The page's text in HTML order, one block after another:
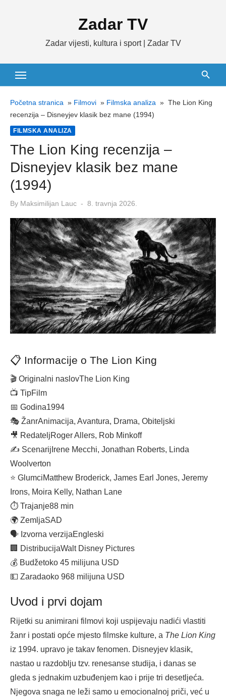
Zadar TV
Zadar vijesti, kultura i sport | Zadar TV
Početna stranica » Filmovi » Filmska analiza » The Lion King
recenzija – Disneyjev klasik bez mane (1994)
FILMSKA ANALIZA
The Lion King recenzija –
Disneyjev klasik bez mane
(1994)
By Maksimilijan Lauc
Posted
8. travnja 2026.
📋 Informacije o The Lion King
🎬 Originalni naslovThe Lion King
📺 TipFilm
📅 Godina1994
🎭 ŽanrAnimacija, Avantura, Drama, Obiteljski
🎥 RedateljRoger Allers, Rob Minkoff
✍️ Scenarij Irene Mecchi, Jonathan Roberts, Linda
Woolverton
⭐ GlumciMatthew Broderick, James Earl Jones, Jeremy
Irons, Moira Kelly, Nathan Lane
⏱ Trajanje88 min
🌍 ZemljaSAD
🗣 Izvorna verzijaEngleski
🏢 DistribucijaWalt Disney Pictures
💰 Budžetoko 45 milijuna USD
💵 Zaradaoko 968 milijuna USD
Uvod i prvi dojam
Rijetki su animirani filmovi koji uspijevaju nadići vlastiti
žanr i postati opće mjesto filmske kulture, a The Lion King
iz 1994. upravo je takav fenomen. Disneyjev klasik,
nastao u razdoblju tzv. renesanse studija, i danas se
gleda s jednakim uzbuđenjem kao i prije tri desetljeća.
Njegova snaga ne leži samo u emocionalnoj priči, već u